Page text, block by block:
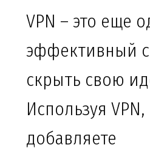
VPN – это еще
эффективный
скрыть свою
Используя
добавляете